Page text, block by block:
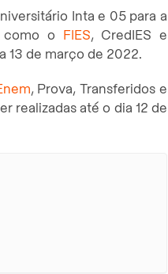
Inta e 05 para a
como o FIES, CredIES e
13 de março de 2022.
, Prova, Transferidos e
realizadas até o dia 12 de